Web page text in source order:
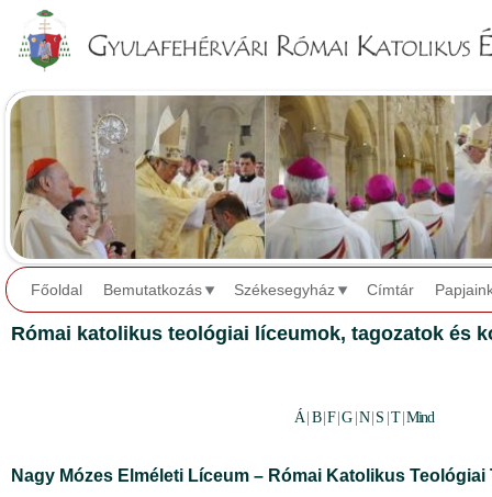
Főoldal Bemutatkozás Székesegyház Címtár
Római katolikus teológiai líceumok, tagozatok és
Á B |F |G N S T |Mind
Nagy Mózes Elméleti Líceum – Római Katolikus